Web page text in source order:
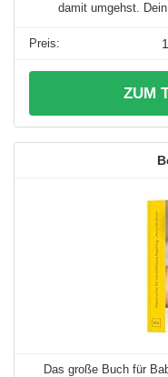
damit umgehst.
ZUM
Das große Buch für